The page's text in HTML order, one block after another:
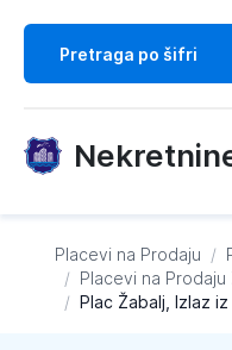
Placevi na Prodaju /
/ Placevi na Prodaju
/ Plac Žabalj, Izlaz